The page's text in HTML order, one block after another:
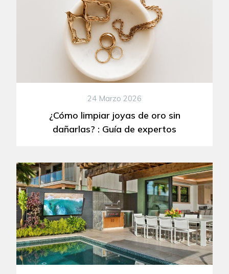
24 Marzo 2026
¿Cómo limpiar joyas de oro sin
dañarlas? : Guía de expertos